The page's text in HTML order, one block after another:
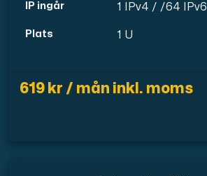
IP ingår 1 IPv4 / /64 IPv6
Plats 1 U
619 kr / mån inkl. moms